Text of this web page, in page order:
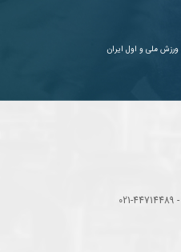
ورزش ملی و اول ایران